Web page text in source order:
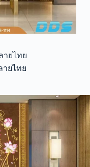
ายไทย
ายไทย